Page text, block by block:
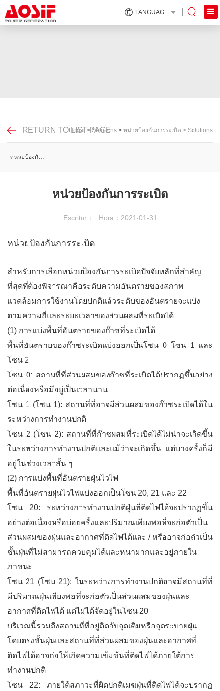
LANGUAGE
Hogar >Solutions > หน่วยป้องกันการระเบิด > Solutions
RETURN TO LIST PAGE
หน่วยป้องกันการระเบิด
หน่วยป้องกันการระเบิด
Escritor： Hora：2021-01-31
หน่วยป้องกันการระเบิด
สำหรับการเลือกหน่วยป้องกันการระเบิดปัจจัยหลักที่สำคัญ
ที่สุดที่ต้องพิจารณาคือระดับความอันตรายของสภาพ
แวดล้อมการใช้งานโดยปกติแล้วระดับของอันตรายจะแบ่ง
ตามความถี่และระยะเวลาของส่วนผสมที่ระเบิดได้
(1) การแบ่งพื้นที่อันตรายของก๊าซที่ระเบิดได้
พื้นที่อันตรายของก๊าซระเบิดแบ่งออกเป็นโซน 0 โซน 1 และ
โซน 2
โซน 0: สถานที่ที่ส่วนผสมของก๊าซที่ระเบิดได้ปรากฏขึ้นอย่าง
ต่อเนื่องหรือมีอยู่เป็นเวลานาน
โซน 1 (โซน 1): สถานที่ที่อาจมีส่วนผสมของก๊าซระเบิดได้ใน
ระหว่างการทำงานปกติ
โซน 2 (โซน 2): สถานที่ที่ก๊าซผสมที่ระเบิดได้ไม่น่าจะเกิดขึ้น
ในระหว่างการทำงานปกติและแม้ว่าจะเกิดขึ้น แต่บางครั้งก็มี
อยู่ในช่วงเวลาสั้น ๆ
(2) การแบ่งพื้นที่อันตรายฝุ่นไวไฟ
พื้นที่อันตรายฝุ่นไวไฟแบ่งออกเป็นโซน 20, 21 และ 22
โซน 20: ระหว่างการทำงานปกติฝุ่นที่ติดไฟได้จะปรากฏขึ้น
อย่างต่อเนื่องหรือบ่อยครั้งและปริมาณเพียงพอที่จะก่อตัวเป็น
ส่วนผสมของฝุ่นและอากาศที่ติดไฟได้และ / หรืออาจก่อตัวเป็น
ชั้นฝุ่นที่ไม่สามารถควบคุมได้และหนามากและอยู่ภายใน
ภาชนะ
โซน 21 (โซน 21): ในระหว่างการทำงานปกติอาจมีสถานที่ที่
มีปริมาณฝุ่นเพียงพอที่จะก่อตัวเป็นส่วนผสมของฝุ่นและ
อากาศที่ติดไฟได้ แต่ไม่ได้จัดอยู่ในโซน 20
บริเวณนี้รวมถึงสถานที่ที่อยู่ติดกับจุดเติมหรือจุดระบายฝุ่น
โดยตรงชั้นฝุ่นและสถานที่ที่ส่วนผสมของฝุ่นและอากาศที่
ติดไฟได้อาจก่อให้เกิดความเข้มข้นที่ติดไฟได้ภายใต้การ
ทำงานปกติ
โซน 22: ภายใต้สภาวะที่ผิดปกติเมฆฝุ่นที่ติดไฟได้จะปรากฏ